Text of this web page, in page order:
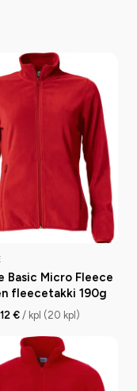
Basic Micro Fleece
fleecetakki 190g
€/ kpl (20 kpl)